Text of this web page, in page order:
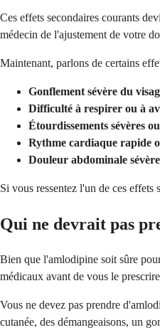
Ces effets secondaires courants
médecin de l'ajustement de votre
Maintenant, parlons de certains
Gonflement sévère du
Difficulté à respirer ou à
Étourdissements sévères
Rythme cardiaque rapide
Douleur abdominale sévère
Si vous ressentez l'un de ces
Qui ne devrait pas
Bien que l'amlodipine soit sûre
médicaux avant de vous le
Vous ne devez pas prendre
cutanée, des démangeaisons, un